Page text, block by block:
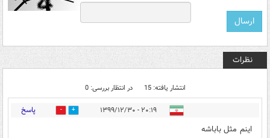
نظرات
انتشار یافته: 15 در انتظار بررسی: 0
۲۰:۱۹ - ۱۳۹۹/۱۲/۳۰ 5 پاسخ
اینم مثل باباشه